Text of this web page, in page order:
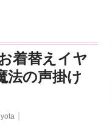
着替えイヤ
法の声掛け